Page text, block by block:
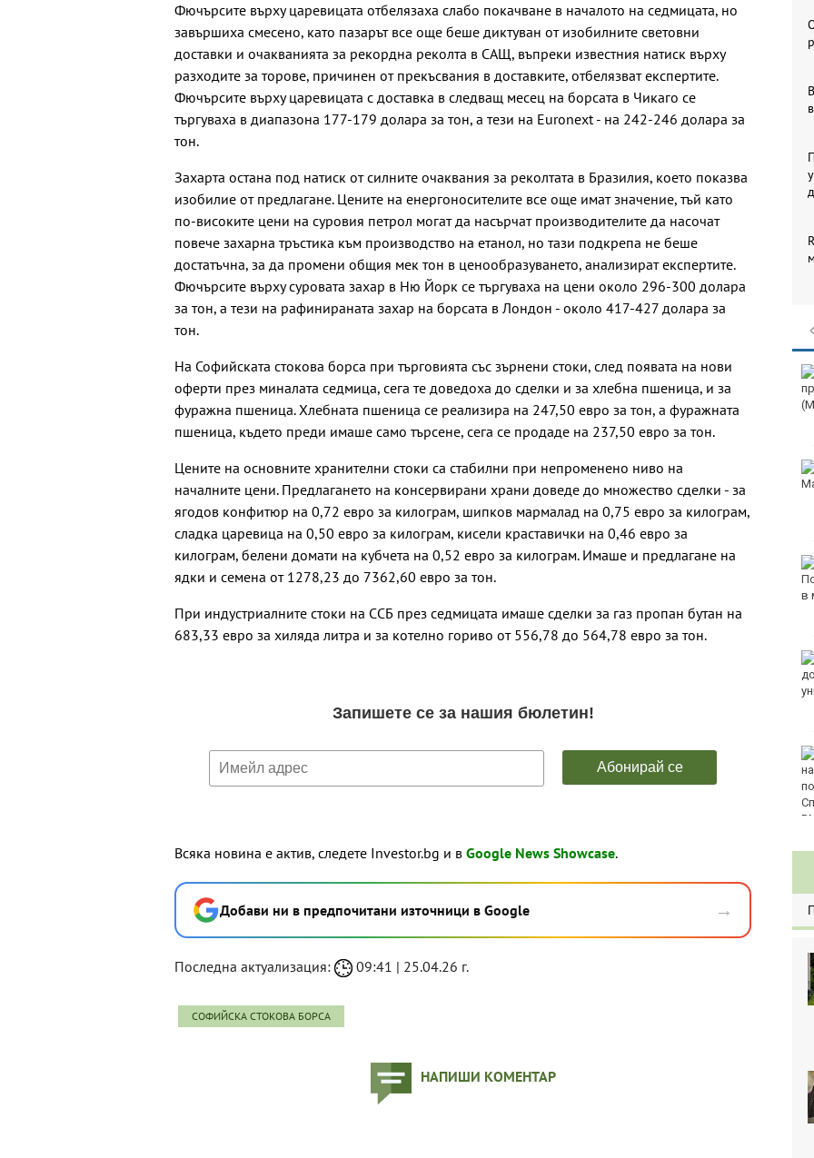
Фючърсите върху царевицата отбелязаха слабо покачване в началото на седмицата, но
завършиха смесено, като пазарът все още беше диктуван от изобилните световни
доставки и очакванията за рекордна реколта в САЩ, въпреки известния натиск върху
разходите за торове, причинен от прекъсвания в доставките, отбелязват експертите.
Фючърсите върху царевицата с доставка в следващ месец на борсата в Чикаго се
търгуваха в диапазона 177-179 долара за тон, а тези на Euronext - на 242-246 долара за
тон.
Захарта остана под натиск от силните очаквания за реколтата в Бразилия, което показва
изобилие от предлагане. Цените на енергоносителите все още имат значение, тъй като
по-високите цени на суровия петрол могат да насърчат производителите да насочат
повече захарна тръстика към производство на етанол, но тази подкрепа не беше
достатъчна, за да промени общия мек тон в ценообразуването, анализират експертите.
Фючърсите върху суровата захар в Ню Йорк се търгуваха на цени около 296-300 долара
за тон, а тези на рафинираната захар на борсата в Лондон - около 417-427 долара за
тон.
На Софийската стокова борса при търговията със зърнени стоки, след появата на нови
оферти през миналата седмица, сега те доведоха до сделки и за хлебна пшеница, и за
фуражна пшеница. Хлебната пшеница се реализира на 247,50 евро за тон, а фуражната
пшеница, където преди имаше само търсене, сега се продаде на 237,50 евро за тон.
Цените на основните хранителни стоки са стабилни при непроменено ниво на
началните цени. Предлагането на консервирани храни доведе до множество сделки - за
ягодов конфитюр на 0,72 евро за килограм, шипков мармалад на 0,75 евро за килограм,
сладка царевица на 0,50 евро за килограм, кисели краставички на 0,46 евро за
килограм, белени домати на кубчета на 0,52 евро за килограм. Имаше и предлагане на
ядки и семена от 1278,23 до 7362,60 евро за тон.
При индустриалните стоки на ССБ през седмицата имаше сделки за газ пропан бутан на
683,33 евро за хиляда литра и за котелно гориво от 556,78 до 564,78 евро за тон.
Всяка новина е актив, следете Investor.bg и в Google News Showcase.
Добави ни в предпочитани източници в Google →
Последна актуализация: 09:41 | 25.04.26 г.
СОФИЙСКА СТОКОВА БОРСА
НАПИШИ КОМЕНТАР
Винисиус Жуниор
преподписа с Реал
(Мадрид)
ЦСКА удари с 3:0
Тъжна вест! Почина
Във Варна наградиха
победителите в
Спартакиадата на ВМС